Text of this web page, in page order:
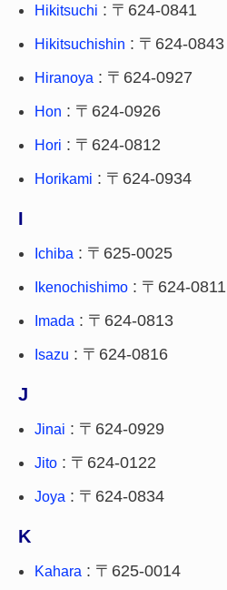
Hikitsuchi : 〒624-0841
Hikitsuchishin : 〒624-0843
Hiranoya : 〒624-0927
Hon : 〒624-0926
Hori : 〒624-0812
Horikami : 〒624-0934
I
Ichiba : 〒625-0025
Ikenochishimo : 〒624-0811
Imada : 〒624-0813
Isazu : 〒624-0816
J
Jinai : 〒624-0929
Jito : 〒624-0122
Joya : 〒624-0834
K
Kahara : 〒625-0014